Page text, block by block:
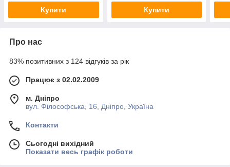
Купити Купити
Про нас
83% позитивних з 124 відгуків за рік
Працює з 02.02.2009
м. Дніпро
вул. Філософська, 16, Дніпро, Україна
Контакти
Сьогодні вихідний
Показати весь графік роботи